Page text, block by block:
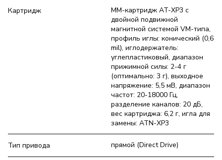
Картридж
MM-картридж AT-XP3 с
двойной подвижной
магнитной системой VM-типа,
профиль иглы: конический (0,6
mil), иглодержатель:
углепластиковый, диапазон
прижимной силы: 2-4 г
(оптимально: 3 г), выходное
напряжение: 5,5 мВ, диапазон
частот: 20-18000 Гц,
разделение каналов: 20 дБ,
вес картриджа: 6,2 г, игла для
замены: ATN-XP3
Тип привода прямой (Direct Drive)